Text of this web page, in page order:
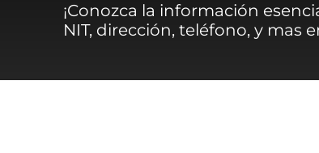
¡Conozca la información
NIT, dirección, teléfono, y mas